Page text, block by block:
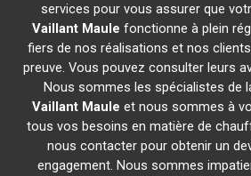
services pour vous assurer que
Vaillant Maule fonctionne à plein
fiers de nos réalisations et nos
preuve. Vous pouvez consulter leurs
Nous sommes les spécialistes de
Vaillant Maule et nous sommes à
tous vos besoins en matière de
nous contacter pour obtenir un
engagement. Nous sommes